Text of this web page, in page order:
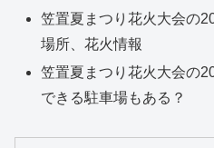
笠置夏まつり花火大会の
場所、花火情報
笠置夏まつり花火大会の
できる駐車場もある？